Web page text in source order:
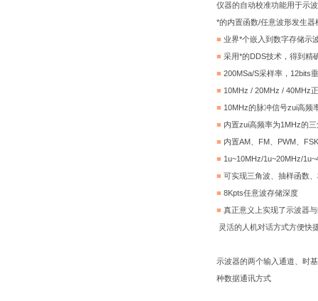
仪器的自动校准功能用于示
*的内置函数/任意波形发生器
■ 业界*个嵌入到数字存储示
■ 采用*的DDS技术，得到精
■ 200MSa/S采样率，12bits
■ 10MHz / 20MHz / 40MHz
■ 10MHz的脉冲信号zui高频
■ 内置zui高频率为1MHz的
■ 内置AM、FM、PWM、
■ 1u~10MHz/1u~20MHz/
■ 可实现三角波、抽样函数
■ 8Kpts任意波存储深度
■ 真正意义上实现了示波器
灵活的人机对话方式方便快
示波器的两个输入通道、时
种数据通讯方式